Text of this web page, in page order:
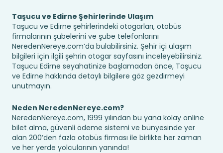
Taşucu ve Edirne Şehirlerinde Ulaşım
Taşucu ve Edirne şehirlerindeki otogarları, otobüs
firmalarının şubelerini ve şube telefonlarını
NeredenNereye.com’da bulabilirsiniz. Şehir içi ulaşım
bilgileri için ilgili şehrin otogar sayfasını inceleyebilirsiniz.
Taşucu Edirne seyahatinize başlamadan önce, Taşucu
ve Edirne hakkında detaylı bilgilere göz gezdirmeyi
unutmayın.
Neden NeredenNereye.com?
NeredenNereye.com, 1999 yılından bu yana kolay online
bilet alma, güvenli ödeme sistemi ve bünyesinde yer
alan 200’den fazla otobüs firması ile birlikte her zaman
ve her yerde yolcularının yanında!